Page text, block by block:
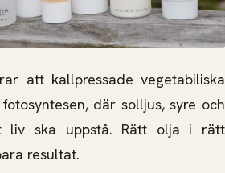
att kallpressade vegetabiliska
där solljus, syre och
liv ska uppstå. Rätt olja i rätt
resultat.